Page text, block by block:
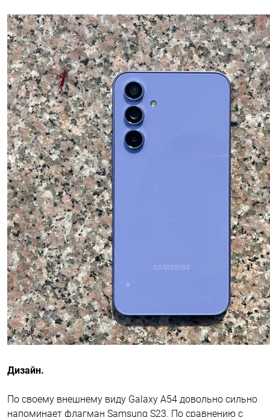
Дизайн.
По своему внешнему виду Galaxy A54 довольно сильно
напоминает флагман Samsung S23. По сравнению с